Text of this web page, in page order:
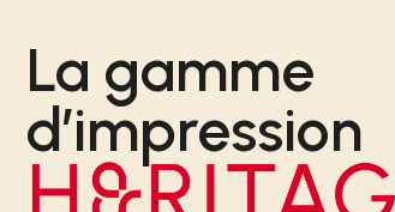
La gamme
d’impression